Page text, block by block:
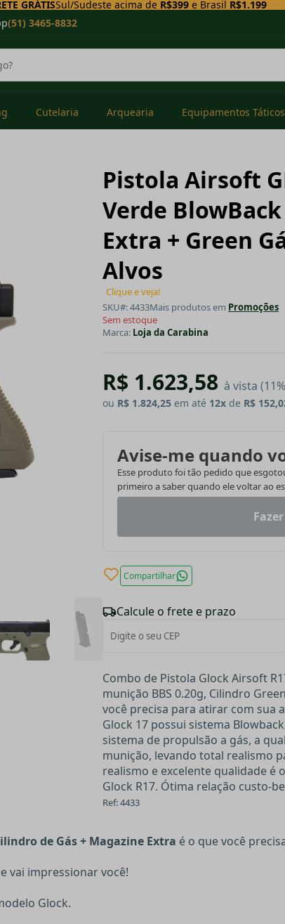
GRÁTISSul/Sudeste acima de R$399e Brasil R$1.199
(51) 3465-8832
Cutelaria Arquearia Equipamentos Táticos
Pistola Airsoft
Verde
Extra + Green
Alvos
Clique e veja!
SKU#: 4433Mais produtos em Promoções
Sem estoque
Marca: Loja da Carabina
R$ 1.623,58 à vista
ou R$ 1.824,25 em até 12x de R$
Avise-me quando
Esse produto foi tão pedido que
primeiro a saber quando ele voltar ao
Compartilhar
Calcule o frete e prazo
Combo de Pistola Glock Airsoft
munição BBS 0.20g, Cilindro
você precisa para atirar com sua
Glock 17 possui sistema
sistema de propulsão a gás, a
munição, levando total realismo
realismo e excelente qualidade é
Glock R17. Ótima relação custo-
Ref: 4433
de Gás + Magazine Extra é o que você
vai impressionar você!
Glock.